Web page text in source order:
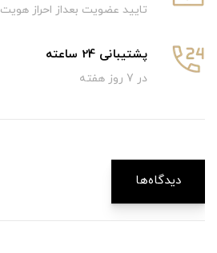
تایید عضویت بعداز احراز هویت
پشتیبانی 24 ساعته
در 7 روز هفته
دیدگاه‌ها